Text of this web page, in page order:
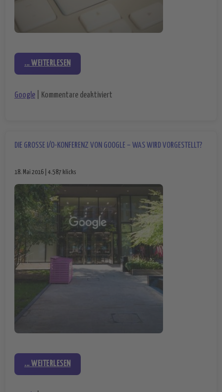
... WEITERLESEN
Google Kommentare deaktiviert
DIE GROSSE I/O-KONFERENZ VON GOOGLE – WAS WIRD VORGESTELLT?
18. Mai 2016 | 4.587 klicks
... WEITERLESEN